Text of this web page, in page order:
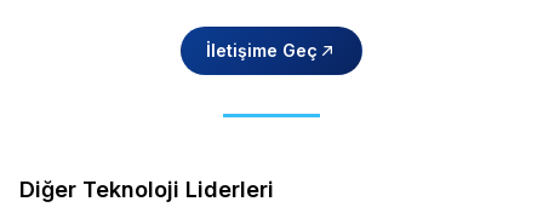
İletişime Geç
Diğer Teknoloji Liderleri